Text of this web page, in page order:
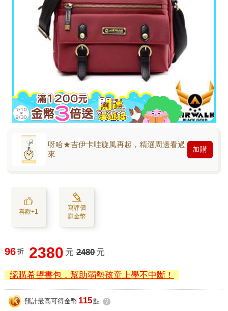
呀哈★吉伊卡哇旋風再起，精選周邊看過
來
加購
喜歡+1
寫評價
賺金幣
96 折 2380 元 2480 元
認購希望書包，幫助弱勢孩童上學不中斷！
預計最高可得金幣 115點 ?